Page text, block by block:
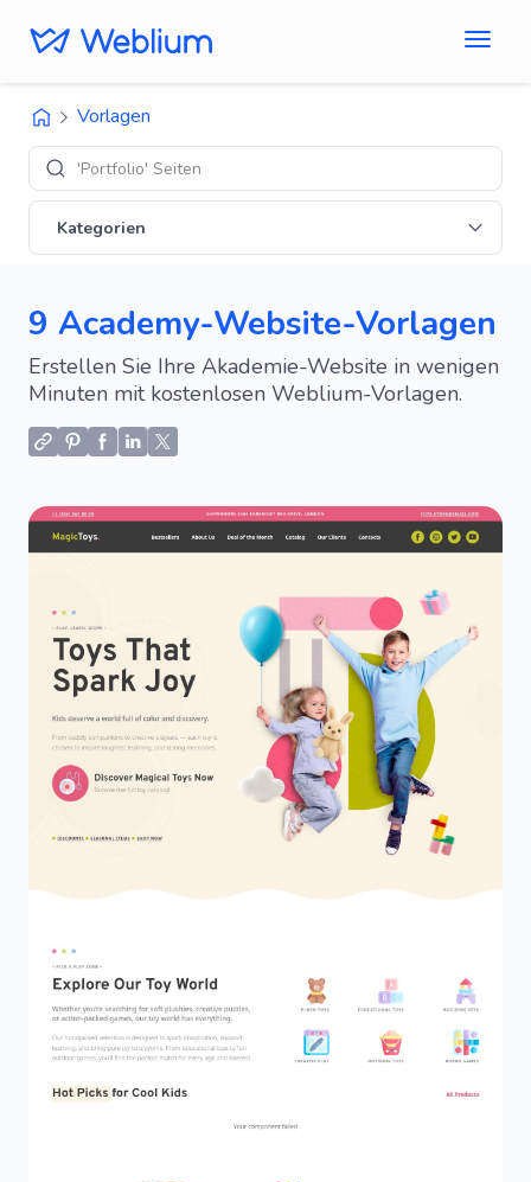
Vorlagen
'E
Kategorien
9 Academy-Website-Vorlagen
Erstellen Sie Ihre Akademie-Website in wenigen
Minuten mit kostenlosen Weblium-Vorlagen.